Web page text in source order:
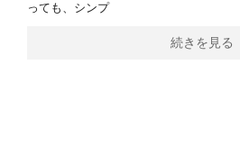
っても、シンプ
続きを見る